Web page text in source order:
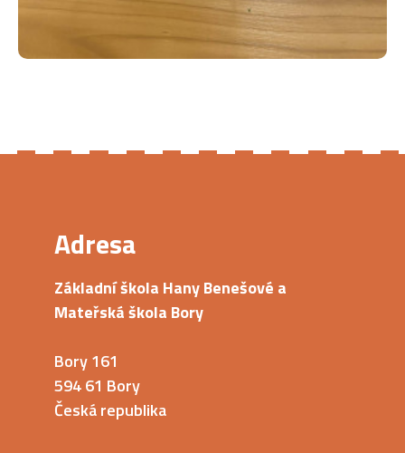
Adresa
Základní škola Hany Benešové a
Mateřská škola Bory
Bory 161
594 61 Bory
Česká republika